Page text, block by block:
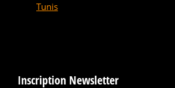
Tunis
Inscription Newsletter